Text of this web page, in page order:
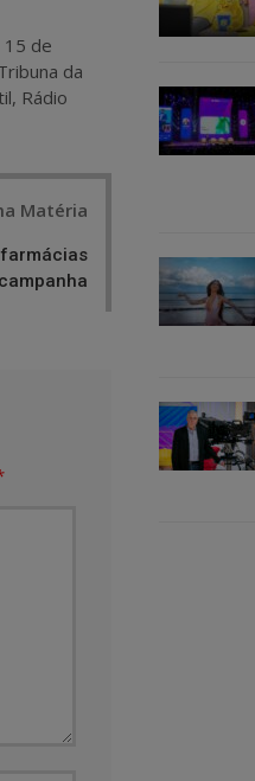
15 de
da
Rádio
Matéria